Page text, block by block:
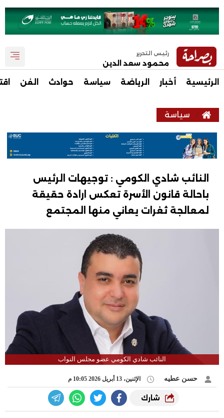
رئيس التحرير
محمود سعد الدين
الرئيسية أخبار الرياضة سياسة حوادث الفن
سياسة
النائب شادي الكومي : توجيهات الرئيس
باحالة قانون الأسرة تعكس ارادة حقيقة
لمعالجة ثغرات يعاني منها المجتمع
النائب شادي الكومي عضو مجلس النواب
حسن عطيه الإثنين، 13 أبريل 2026 10:05 م
شارك